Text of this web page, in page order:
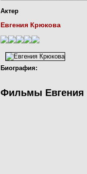
Актер
Евгения Крюкова
Биография:
Фильмы Евгения